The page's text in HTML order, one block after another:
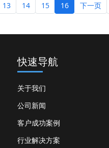
13 14 15 16 下一页
快速导航
关于我们
公司新闻
客户成功案例
行业解决方案